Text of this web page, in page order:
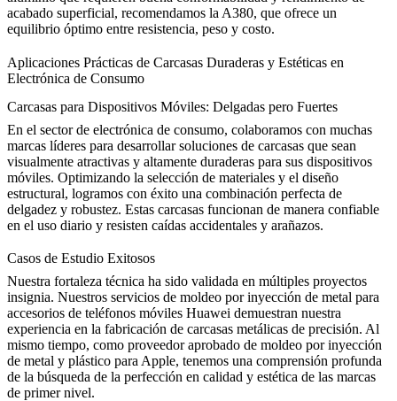
acabado superficial, recomendamos la A380, que ofrece un
equilibrio óptimo entre resistencia, peso y costo.
Aplicaciones Prácticas de Carcasas Duraderas y Estéticas en
Electrónica de Consumo
Carcasas para Dispositivos Móviles: Delgadas pero Fuertes
En el sector de electrónica de consumo, colaboramos con muchas
marcas líderes para desarrollar soluciones de carcasas que sean
visualmente atractivas y altamente duraderas para sus dispositivos
móviles. Optimizando la selección de materiales y el diseño
estructural, logramos con éxito una combinación perfecta de
delgadez y robustez. Estas carcasas funcionan de manera confiable
en el uso diario y resisten caídas accidentales y arañazos.
Casos de Estudio Exitosos
Nuestra fortaleza técnica ha sido validada en múltiples proyectos
insignia. Nuestros servicios de moldeo por inyección de metal para
accesorios de teléfonos móviles Huawei demuestran nuestra
experiencia en la fabricación de carcasas metálicas de precisión. Al
mismo tiempo, como proveedor aprobado de moldeo por inyección
de metal y plástico para Apple, tenemos una comprensión profunda
de la búsqueda de la perfección en calidad y estética de las marcas
de primer nivel.